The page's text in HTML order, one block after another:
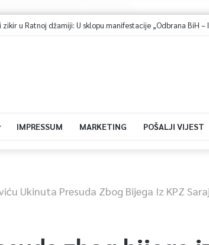
IMPRESSUM MARKETING POŠALJI VIJEST
Ukinuta Presuda Zbog Bijega Iz KPZ